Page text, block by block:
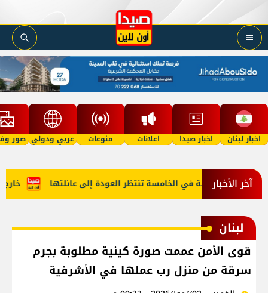
اخبار لبنان اخبار صيدا اعلانات منوعات عربي ودولي صور
آخر الأخبار خارجية "أمل"؟ طفلة في الخامسة تنتظر العودة إلى عائلتها
لبنان
قوى الأمن عممت صورة كينية مطلوبة بجرم
سرقة من منزل رب عملها في الأشرفية